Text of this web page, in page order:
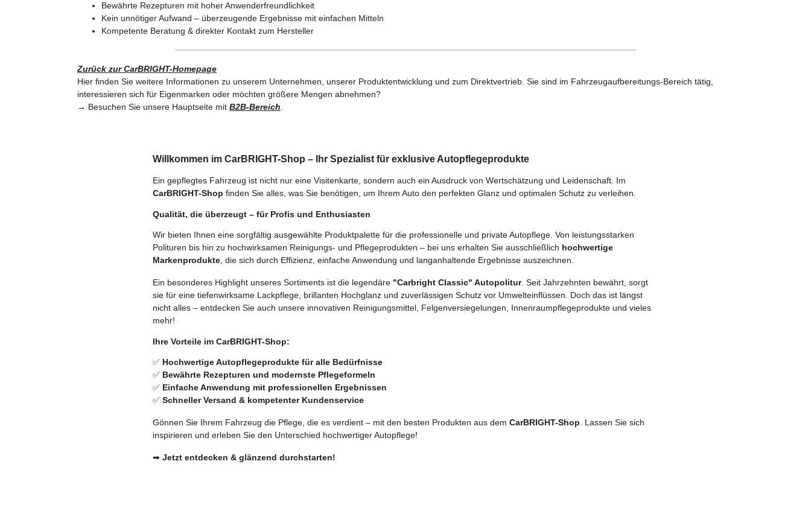
Bewährte Rezepturen mit hoher Anwenderfreundlichkeit
Kein unnötiger Aufwand – überzeugende Ergebnisse mit einfachen Mitteln
Kompetente Beratung & direkter Kontakt zum Hersteller
Zurück zur CarBRIGHT-Homepage
Hier finden Sie weitere Informationen zu unserem Unternehmen, unserer Produktentwicklung und zum Direktvertrieb. Sie sind im Fahrzeugaufbereitungs-Bereich tätig,
interessieren sich für Eigenmarken oder möchten größere Mengen abnehmen?
→ Besuchen Sie unsere Hauptseite mit B2B-Bereich
Willkommen im CarBRIGHT-Shop – Ihr Spezialist für exklusive Autopflegeprodukte
Ein gepflegtes Fahrzeug ist nicht nur eine Visitenkarte, sondern auch ein Ausdruck von Wertschätzung und Leidenschaft. Im
CarBRIGHT-Shop finden Sie alles, was Sie benötigen, um Ihrem Auto den perfekten Glanz und optimalen Schutz zu verleihen.
Qualität, die überzeugt – für Profis und Enthusiasten
Wir bieten Ihnen eine sorgfältig ausgewählte Produktpalette für die professionelle und private Autopflege. Von leistungsstarken
Polituren bis hin zu hochwirksamen Reinigungs- und Pflegeprodukten – bei uns erhalten Sie ausschließlich hochwertige
Markenprodukte , die sich durch Effizienz, einfache Anwendung und langanhaltende Ergebnisse auszeichnen.
Ein besonderes Highlight unseres Sortiments ist die legendäre "Carbright Classic" Autopolitur. Seit Jahrzehnten bewährt, sorgt
sie für eine tiefenwirksame Lackpflege, brillanten Hochglanz und zuverlässigen Schutz vor Umwelteinflüssen. Doch das ist längst
nicht alles – entdecken Sie auch unsere innovativen Reinigungsmittel, Felgenversiegelungen, Innenraumpflegeprodukte und vieles
mehr!
Ihre Vorteile im CarBRIGHT-Shop:
✅ Hochwertige Autopflegeprodukte für alle Bedürfnisse
✅ Bewährte Rezepturen und modernste Pflegeformeln
✅ Einfache Anwendung mit professionellen Ergebnissen
✅Schneller Versand & kompetenter Kundenservice
Gönnen Sie Ihrem Fahrzeug die Pflege, die es verdient – mit den besten Produkten aus demCarBRIGHT-Shop . Lassen Sie sich
inspirieren und erleben Sie den Unterschied hochwertiger Autopflege!
➡Jetzt entdecken & glänzend durchstarten!